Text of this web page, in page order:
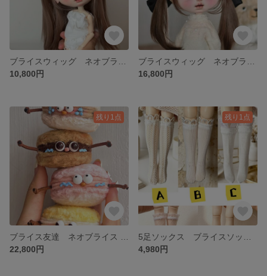
10,800円
16,800円
残り1点
22,800円
残り1点
4,980円